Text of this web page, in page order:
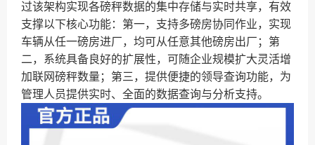
过该架构实现各磅秤数据的集中存储与实时共享，有效
支撑以下核心功能：第一，支持多磅房协同作业，实现
车辆从任一磅房进厂，均可从任意其他磅房出厂；第
二，系统具备良好的扩展性，可随企业规模扩大灵活增
加联网磅秤数量；第三，提供便捷的领导查询功能，为
管理人员提供实时、全面的数据查询与分析支持。